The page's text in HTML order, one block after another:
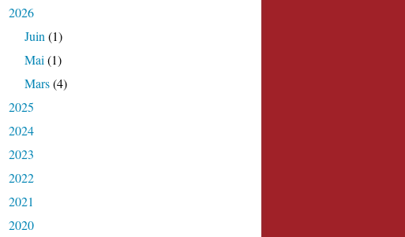
2026
Juin (1)
Mai (1)
Mars(4)
2025
2024
2023
2022
2021
2020